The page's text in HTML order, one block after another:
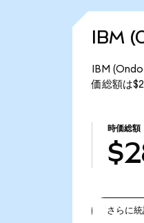
IBM
IBM
価総額は
時価総額
さらに